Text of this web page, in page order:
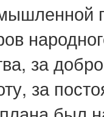
за
за